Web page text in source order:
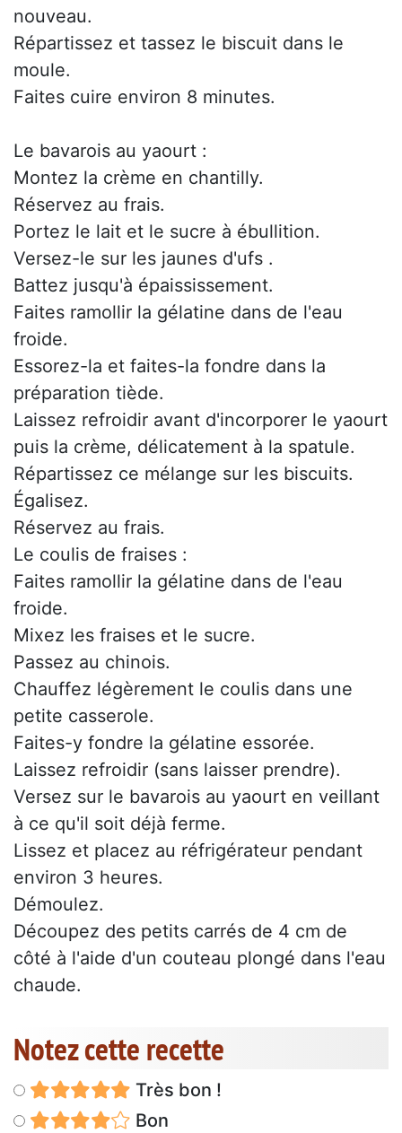
nouveau.
Répartissez et tassez le biscuit dans le
moule.
Faites cuire environ 8 minutes.
Le bavarois au yaourt :
Montez la crème en chantilly.
Réservez au frais.
Portez le lait et le sucre à ébullition.
Versez-le sur les jaunes d'ufs .
Battez jusqu'à épaississement.
Faites ramollir la gélatine dans de l'eau
froide.
Essorez-la et faites-la fondre dans la
préparation tiède.
Laissez refroidir avant d'incorporer le yaourt
puis la crème, délicatement à la spatule.
Répartissez ce mélange sur les biscuits.
Égalisez.
Réservez au frais.
Le coulis de fraises :
Faites ramollir la gélatine dans de l'eau
froide.
Mixez les fraises et le sucre.
Passez au chinois.
Chauffez légèrement le coulis dans une
petite casserole.
Faites-y fondre la gélatine essorée.
Laissez refroidir (sans laisser prendre).
Versez sur le bavarois au yaourt en veillant
à ce qu'il soit déjà ferme.
Lissez et placez au réfrigérateur pendant
environ 3 heures.
Démoulez.
Découpez des petits carrés de 4 cm de
côté à l'aide d'un couteau plongé dans l'eau
chaude.
Notez cette recette
Très bon !
Bon